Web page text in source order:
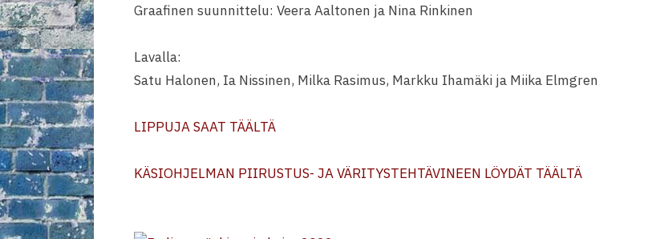
Graafinen suunnittelu: Veera Aaltonen ja Nina Rinkinen
Lavalla:
Satu Halonen, Ia Nissinen, Milka Rasimus, Markku Ihamäki ja Miika Elmgren
LIPPUJA SAAT TÄÄLTÄ
KÄSIOHJELMAN PIIRUSTUS- JA VÄRITYSTEHTÄVINEEN LÖYDÄT TÄÄLTÄ